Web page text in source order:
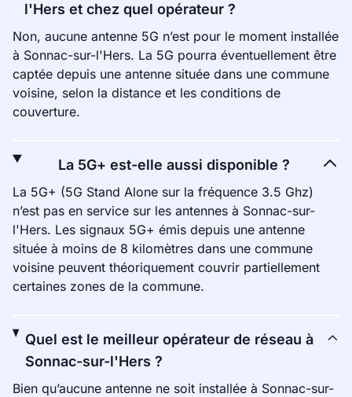
l'Hers et chez quel opérateur ?
Non, aucune antenne 5G n’est pour le moment installée
à Sonnac-sur-l'Hers. La 5G pourra éventuellement être
captée depuis une antenne située dans une commune
voisine, selon la distance et les conditions de
couverture.
La 5G+ est-elle aussi disponible ?
La 5G+ (5G Stand Alone sur la fréquence 3.5 Ghz)
n’est pas en service sur les antennes à Sonnac-sur-
l'Hers. Les signaux 5G+ émis depuis une antenne
située à moins de 8 kilomètres dans une commune
voisine peuvent théoriquement couvrir partiellement
certaines zones de la commune.
Quel est le meilleur opérateur de réseau à
Sonnac-sur-l'Hers ?
Bien qu’aucune antenne ne soit installée à Sonnac-sur-